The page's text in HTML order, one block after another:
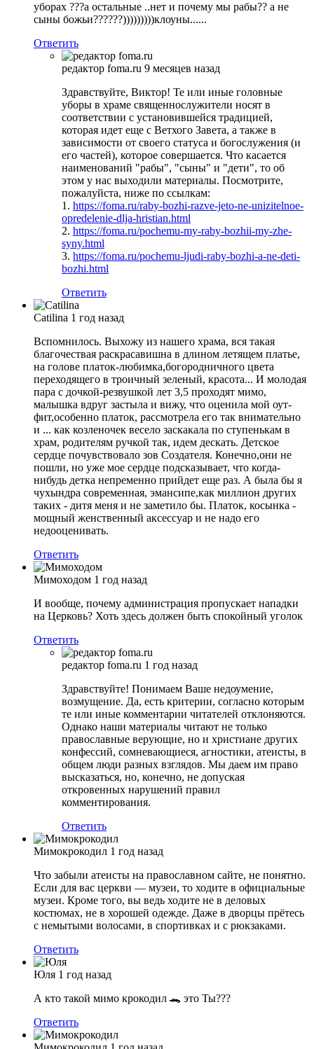
уборах ???а остальные ..нет и почему мы рабы?? а не
сыны божьи??????)))))))))клоуны......
Ответить
редактор foma.ru 9 месяцев назад
Здравствуйте, Виктор! Те или иные головные
уборы в храме священнослужители носят в
соответствии с установившейся традицией,
которая идет еще с Ветхого Завета, а также в
зависимости от своего статуса и богослужения (и
его частей), которое совершается. Что касается
наименований "рабы", "сыны" и "дети", то об
этом у нас выходили материалы. Посмотрите,
пожалуйста, ниже по ссылкам:
1. https://foma.ru/raby-bozhi-razve-jeto-ne-unizitelnoe-
opredelenie-dlja-hristian.html
2. https://foma.ru/pochemu-my-raby-bozhii-my-zhe-
syny.html
3. https://foma.ru/pochemu-ljudi-raby-bozhi-a-ne-deti-
bozhi.html
Ответить
Catilina 1 год назад
Вспомнилось. Выхожу из нашего храма, вся такая
благочествая раскрасавишна в длином летящем платье,
на голове платок-любимка,богородничного цвета
переходящего в троичный зеленый, красота... И молодая
пара с дочкой-резвушкой лет 3,5 проходят мимо,
малышка вдруг застыла и вижу, что оценила мой оут-
фит,особенно платок, рассмотрела его так внимательно
и ... как козленочек весело заскакала по ступенькам в
храм, родителям ручкой так, идем дескать. Детское
сердце почувствовало зов Создателя. Конечно,они не
пошли, но уже мое сердце подсказывает, что когда-
нибудь детка непременно прийдет еще раз. А была бы я
чухындра современная, эмансипе,как миллион других
таких - дитя меня и не заметило бы. Платок, косынка -
мощный женственный аксессуар и не надо его
недооценивать.
Ответить
Мимоходом 1 год назад
И вообще, почему администрация пропускает нападки
на Церковь? Хоть здесь должен быть спокойный уголок
Ответить
редактор foma.ru 1 год назад
Здравствуйте! Понимаем Ваше недоумение,
возмущение. Да, есть критерии, согласно которым
те или иные комментарии читателей отклоняются.
Однако наши материалы читают не только
православные верующие, но и христиане других
конфессий, сомневающиеся, агностики, атеисты, в
общем люди разных взглядов. Мы даем им право
высказаться, но, конечно, не допуская
откровенных нарушений правил
комментирования.
Ответить
Мимокрокодил 1 год назад
Что забыли атеисты на православном сайте, не понятно.
Если для вас церкви — музеи, то ходите в официальные
музеи. Кроме того, вы ведь ходите не в деловых
костюмах, не в хорошей одежде. Даже в дворцы прётесь
с немытыми волосами, в спортивках и с рюкзаками.
Ответить
Юля 1 год назад
А кто такой мимо крокодил 🐊 это Ты???
Ответить